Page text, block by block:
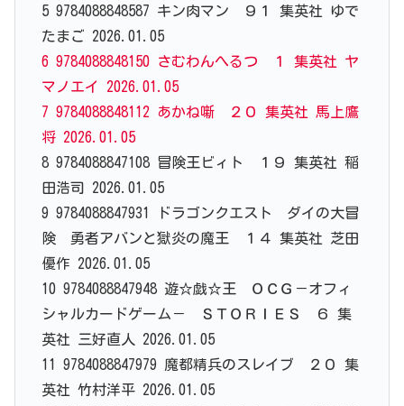
5 9784088848587 キン肉マン ９１ 集英社 ゆで
たまご 2026.01.05
6 9784088848150 さむわんへるつ １ 集英社 ヤ
マノエイ 2026.01.05
7 9784088848112 あかね噺 ２０ 集英社 馬上鷹
将 2026.01.05
8 9784088847108 冒険王ビィト １９ 集英社 稲
田浩司 2026.01.05
9 9784088847931 ドラゴンクエスト ダイの大冒
険 勇者アバンと獄炎の魔王 １４ 集英社 芝田
優作 2026.01.05
10 9784088847948 遊☆戯☆王 ＯＣＧ－オフィ
シャルカードゲーム－ ＳＴＯＲＩＥＳ ６ 集
英社 三好直人 2026.01.05
11 9784088847979 魔都精兵のスレイブ ２０ 集
英社 竹村洋平 2026.01.05